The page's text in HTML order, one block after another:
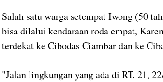
Salah satu warga setempat Iwong (50
bisa dilalui kendaraan roda empat,
terdekat ke Cibodas Ciambar dan ke
"Jalan lingkungan yang ada di RT. 21,